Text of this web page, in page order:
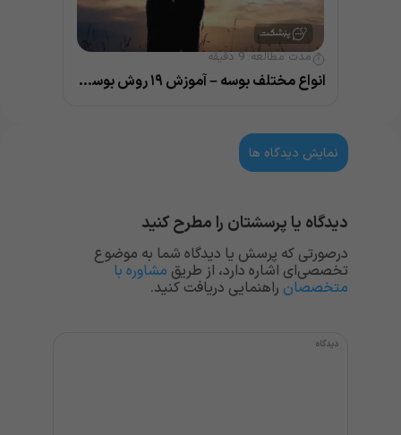
مدت مطالعه:9 دقیقه
انواع مختلف بوسه – آموزش ۱۹ روش بوسیدن و نکات مهم آن
نمایش دیدگاه ها
دیدگاه یا پرسشتان را مطرح کنید
درصورتی که پرسش یا دیدگاه شما به موضوع
تخصصی‌ای اشاره دارد، از طریق مشاوره با
متخصصان راهنمایی دریافت کنید.